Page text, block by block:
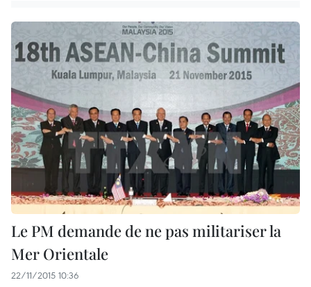
Le PM demande de ne pas militariser la
Mer Orientale
22/11/2015 10:36